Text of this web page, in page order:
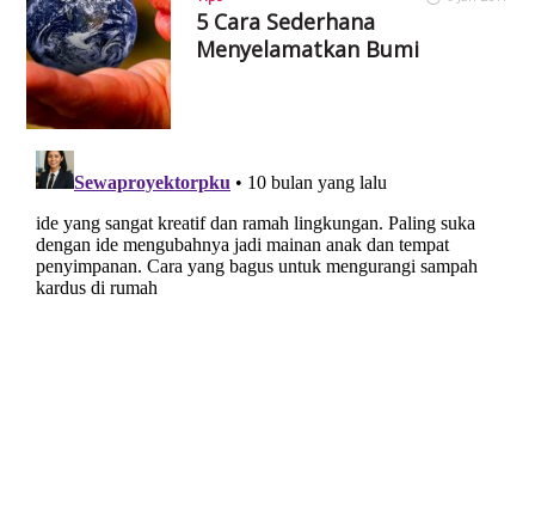
5 Cara Sederhana
Menyelamatkan Bumi